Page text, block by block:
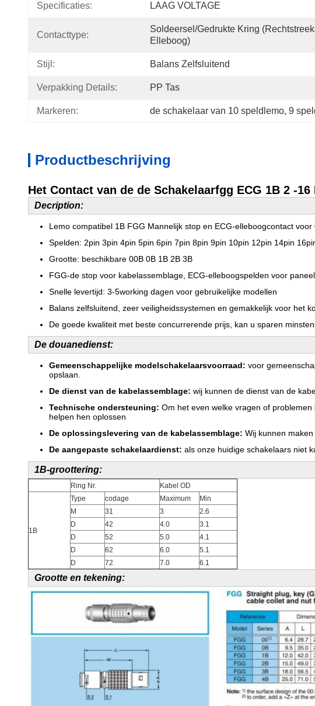
Specificaties: LAAG VOLTAGE
Contacttype:
Soldeersel/gedrukte Kring
Elleboog)
Stijl: Balans Zelfsluitend
Verpakking Details: PP Tas
Markeren: de schakelaar van 10 speldlemo, 9
Productbeschrijving
Het Contact van de de Schakelaarfgg ECG 1B 2 -
Decription:
Lemo compatibel 1B FGG Mannelijk stop en ECG-elleboogcontact voor
Spelden: 2pin 3pin 4pin 5pin 6pin 7pin 8pin 9pin 10pin 12pin 14pin
Grootte: beschikbare 00B 0B 1B 2B 3B
FGG-de stop voor kabelassemblage, ECG-elleboogspelden voor
Snelle levertijd: 3-5working dagen voor gebruikelijke modellen
Balans zelfsluitend, zeer veiligheidssystemen en gemakkelijk voor het
De goede kwaliteit met beste concurrerende prijs, kan u sparen
De douanedienst:
Gemeenschappelijke modelschakelaarsvoorraad: voor
opslaan.
De dienst van de kabelassemblage: wij kunnen de dienst van de
Technische ondersteuning: Om het even welke vragen of
helpen hen oplossen
De oplossingslevering van de kabelassemblage: Wij kunnen
De aangepaste schakelaardienst: als onze huidige schakelaars niet
1B-groottering:
Ring Nr. Kabel OD
1B
Type codage Maximum
Min
M
31 3
2.6
D
42 4.0
3.1
D
52 5.0
4.1
D
62 6.0
5.1
D
72 7.0 6.1
Grootte en tekening: